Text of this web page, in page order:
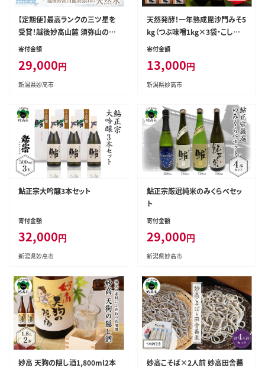
【定期便】最高ランクの三ツ星を
受賞！越後妙高山麓 須弥山の天
然水10Lバックインボックス 20L
寄付金額
29,000円
新潟県妙高市
天然発酵！一年熟成毘沙門みそ5
kg（つぶ味噌1kg×3袋・こし味
噌1kg×2袋）
寄付金額
13,000円
新潟県妙高市
鮎正宗大吟醸3本セット
寄付金額
32,000円
新潟県妙高市
鮎正宗厳選純米のみくらべセッ
ト
寄付金額
29,000円
新潟県妙高市
妙高 天狗の隠し酒1,800ml2本
妙高こそば×2人前 妙高田舎蕎